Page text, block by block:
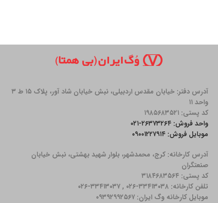
آدرس دفتر: خیابان مقدس اردبیلی، نبش خیابان شاد آور، پلاک ۱۵ ط ۳
واحد ۱۱
کد پستی: ۱۹۸۵۶۸۳۵۲۱
واحد فروش: ۲۶۳۷۳۲۶۴-۰۲۱
موبایل فروش: ۰۹۰۰۱۲۲۷۹۱۴
آدرس کارخانه: كرج، محمدشهر، بلوار شهید بهشتی، نبش خیابان
صنعتگران
کد پستی: ۳۱۸۴۶۸۳۵۶۴
تلفن کارخانه: ۳۳۴۱۳۰۳۸-۰۲۶ , ۳۳۴۱۳۰۳۷-۰۲۶
موبایل کارخانه وگ ایران: ۰۹۳۹۲۹۹۲۵۶۷